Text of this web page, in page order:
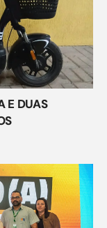
E DUAS